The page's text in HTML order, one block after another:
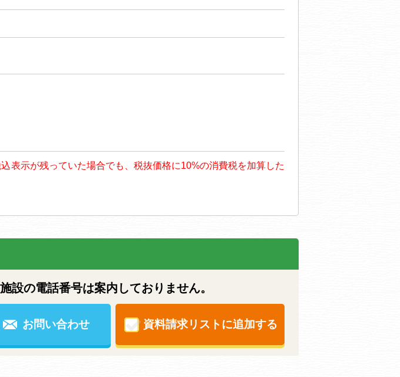
表示が残っていた場合でも、税抜価格に10%の消費税を加算した
の電話番号は案内しておりません。
お問い合わせ 資料請求リストに追加する